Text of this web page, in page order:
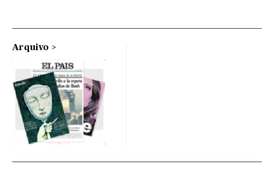
Arquivo